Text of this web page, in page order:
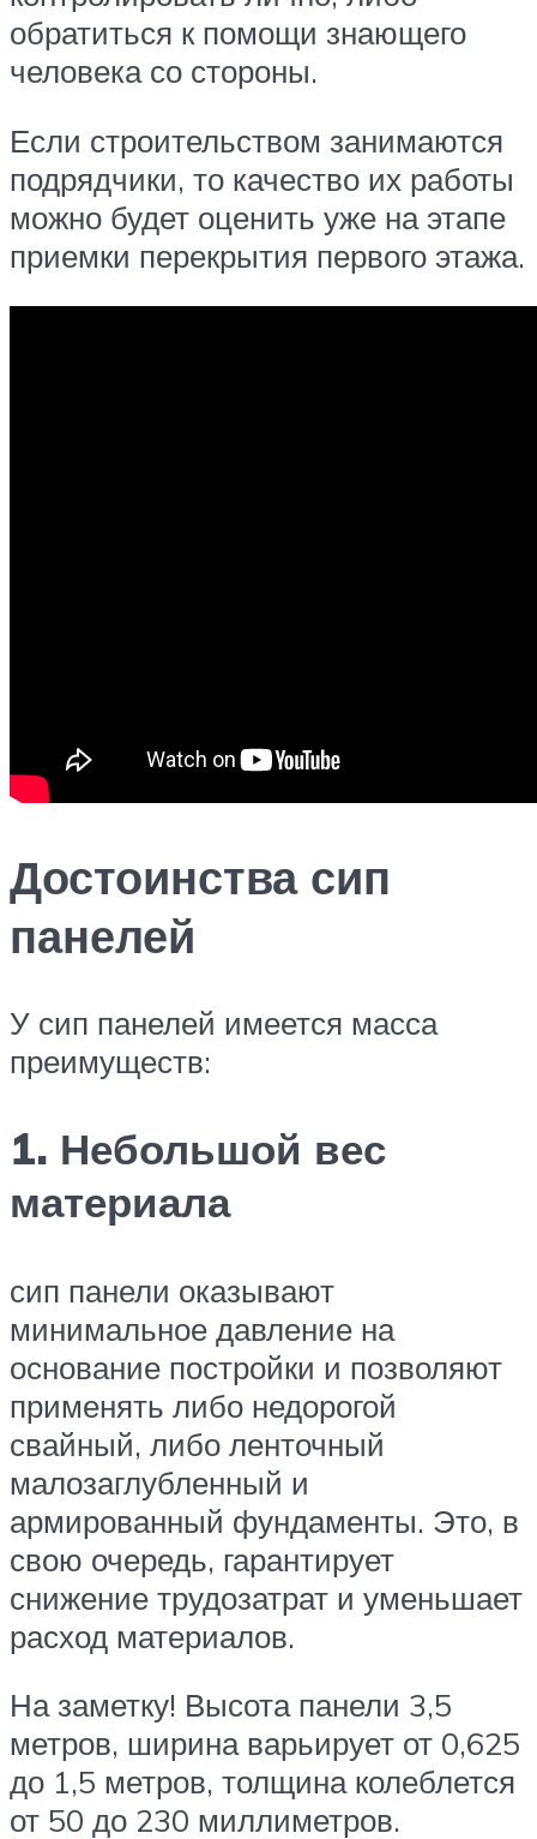
обратиться к помощи знающего
человека со стороны.
Если строительством занимаются
подрядчики, то качество их работы
можно будет оценить уже на этапе
приемки перекрытия первого этажа.
Достоинства сип
панелей
У сип панелей имеется масса
преимуществ:
1. Небольшой вес
материала
сип панели оказывают
минимальное давление на
основание постройки и позволяют
применять либо недорогой
свайный, либо ленточный
малозаглубленный и
армированный фундаменты. Это, в
свою очередь, гарантирует
снижение трудозатрат и уменьшает
расход материалов.
На заметку! Высота панели 3,5
метров, ширина варьирует от 0,625
до 1,5 метров, толщина колеблется
от 50 до 230 миллиметров.